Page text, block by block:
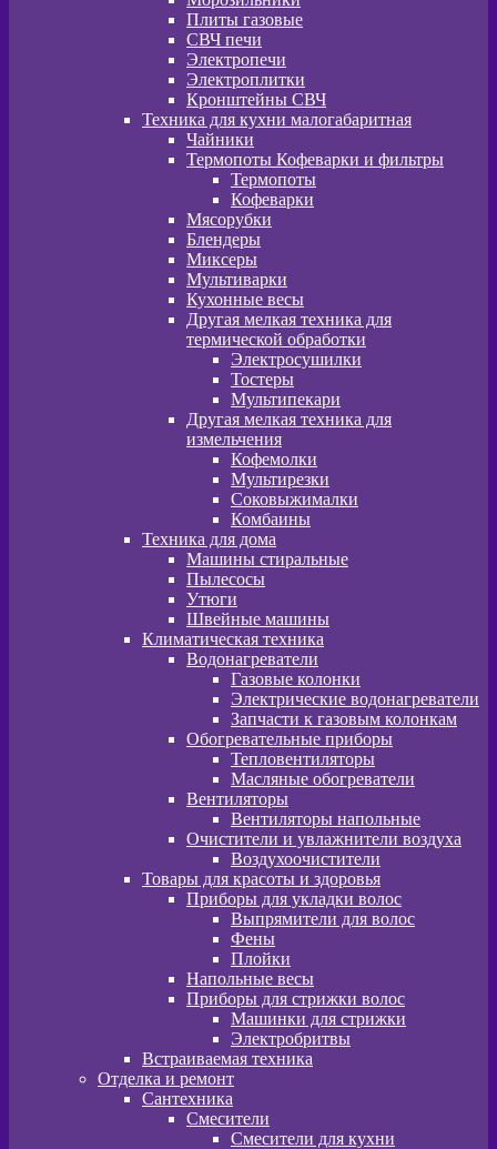
Плиты газовые
СВЧ печи
Электропечи
Электроплитки
Кронштейны СВЧ
Техника для кухни малогабаритная
Чайники
Термопоты Кофеварки и фильтры
Термопоты
Кофеварки
Мясорубки
Блендеры
Миксеры
Мультиварки
Кухонные весы
Другая мелкая техника для
термической обработки
Электросушилки
Тостеры
Мультипекари
Другая мелкая техника для
измельчения
Кофемолки
Мультирезки
Соковыжималки
Комбаины
Техника для дома
Машины стиральные
Пылесосы
Утюги
Швейные машины
Климатическая техника
Водонагреватели
Газовые колонки
Электрические водонагреватели
Запчасти к газовым колонкам
Обогревательные приборы
Тепловентиляторы
Масляные обогреватели
Вентиляторы
Вентиляторы напольные
Очистители и увлажнители воздуха
Воздухоочистители
Товары для красоты и здоровья
Приборы для укладки волос
Выпрямители для волос
Фены
Плойки
Напольные весы
Приборы для стрижки волос
Машинки для стрижки
Электробритвы
Встраиваемая техника
Отделка и ремонт
Сантехника
Смесители
Смесители для кухни